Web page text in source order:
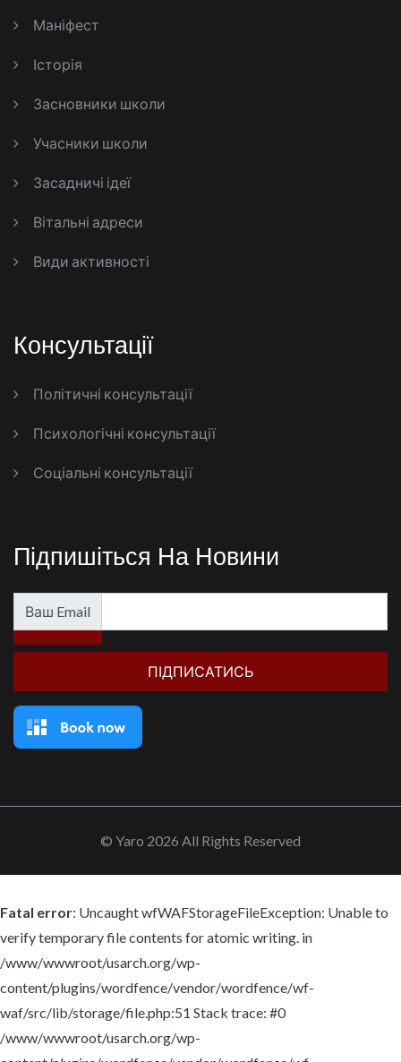
Маніфест
Історія
Засновники школи
Учасники школи
Засадничі ідеї
Вітальні адреси
Види активності
Консультації
Політичні консультації
Психологічні консультації
Соціальні консультації
Підпишіться На Новини
Ваш Email
© Yaro 2026 All Rights Reserved
Fatal error: Uncaught wfWAFStorageFileException: Unable to
verify temporary file contents for atomic writing. in
/www/wwwroot/usarch.org/wp-
content/plugins/wordfence/vendor/wordfence/wf-
waf/src/lib/storage/file.php:51 Stack trace: #0
/www/wwwroot/usarch.org/wp-